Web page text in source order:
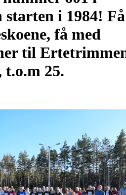
starten i 1984! Få
få med
til
t.o.m 25.